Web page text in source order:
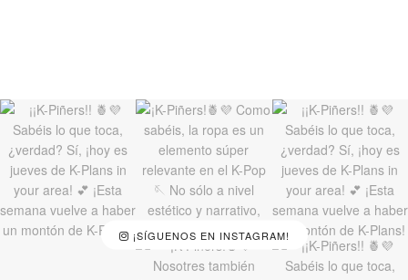
¡SÍGUENOS EN INSTAGRAM!